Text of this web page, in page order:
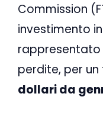
Commission
investimento
perdite, per
dollari da